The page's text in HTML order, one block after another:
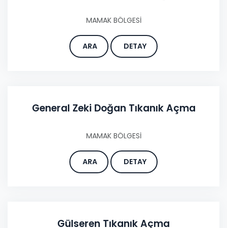
MAMAK BÖLGESİ
ARA DETAY
General Zeki Doğan Tıkanık Açma
MAMAK BÖLGESİ
ARA DETAY
Gülseren Tıkanık Açma